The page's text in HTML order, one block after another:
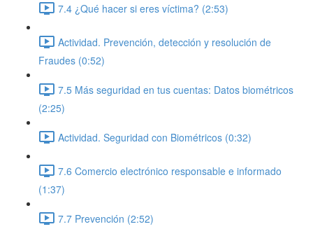
7.4 ¿Qué hacer si eres víctima? (2:53)
Actividad. Prevención, detección y resolución de
Fraudes (0:52)
7.5 Más seguridad en tus cuentas: Datos biométricos
(2:25)
Actividad. Seguridad con Biométricos (0:32)
7.6 Comercio electrónico responsable e informado
(1:37)
7.7 Prevención (2:52)